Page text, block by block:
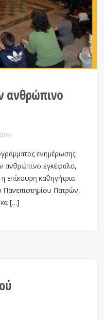
ανθρώπινο
ενημέρωσης
ανθρώπινο εγκέφαλο,
επίκουρη καθηγήτρια
Πανεπιστημίου Πατρών,
[…]